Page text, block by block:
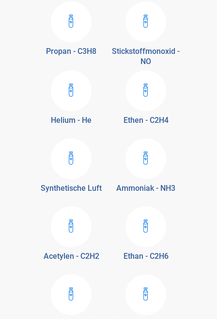
Propan - C3H8
Stickstoffmonoxid -
NO
Helium - He Ethen - C2H4
Synthetische Luft Ammoniak - NH3
Acetylen - C2H2 Ethan - C2H6